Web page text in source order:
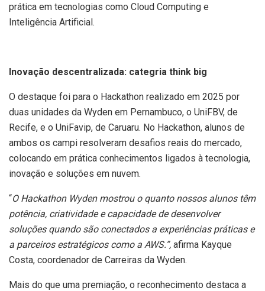
prática em tecnologias como Cloud Computing e
Inteligência Artificial.
Inovação descentralizada: categria think big
O destaque foi para o Hackathon realizado em 2025 por
duas unidades da Wyden em Pernambuco, o UniFBV, de
Recife, e o UniFavip, de Caruaru. No Hackathon, alunos de
ambos os campi resolveram desafios reais do mercado,
colocando em prática conhecimentos ligados à tecnologia,
inovação e soluções em nuvem.
“O Hackathon Wyden mostrou o quanto nossos alunos têm
potência, criatividade e capacidade de desenvolver
soluções quando são conectados a experiências práticas e
a parceiros estratégicos como a AWS.”, afirma Kayque
Costa, coordenador de Carreiras da Wyden.
Mais do que uma premiação, o reconhecimento destaca a